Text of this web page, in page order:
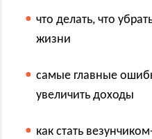
что делать, что
жизни
самые главные
увеличить доходы
как стать